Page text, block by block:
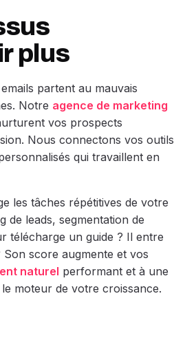
plus
partent au mauvais
Notre agence de marketing
vos prospects
Nous connectons vos outils
qui travaillent en
les tâches répétitives de votre
de leads, segmentation de
télécharge un guide ? Il entre
score augmente et vos
naturel performant et à une
moteur de votre croissance.